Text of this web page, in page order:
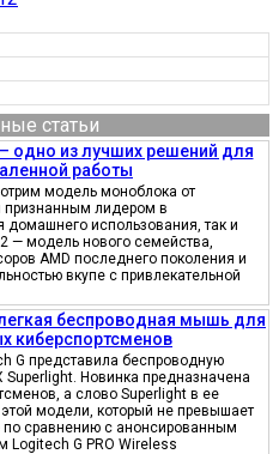
статьи
одно из лучших решений для
работы
модель моноблока от
признанным лидером в
домашнего использования, так и
— модель нового семейства,
AMD последнего поколения и
вкупе с привлекательной
беспроводная мышь для
киберспортсменов
G представила беспроводную
Новинка предназначена
а слово Superlight в ее
модели, который не превышает
по сравнению с анонсированным
Logitech G PRO Wireless